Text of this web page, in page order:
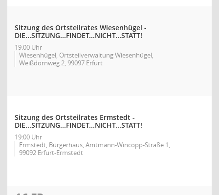
Sitzung des Ortsteilrates Wiesenhügel -
DIE...SITZUNG...FINDET...NICHT...STATT!
19:00 Uhr
Wiesenhügel, Ortsteilverwaltung Wiesenhügel,
Weißdornweg 2, 99097 Erfurt
Sitzung des Ortsteilrates Ermstedt -
DIE...SITZUNG...FINDET...NICHT...STATT!
19:00 Uhr
Ermstedt, Bürgerhaus, Amtmann-Wincopp-Straße 1,
99092 Erfurt-Ermstedt